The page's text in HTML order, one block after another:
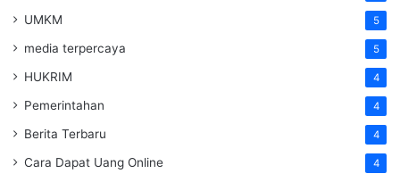
UMKM 5
media terpercaya 5
HUKRIM 4
Pemerintahan 4
Berita Terbaru 4
Cara Dapat Uang Online 4